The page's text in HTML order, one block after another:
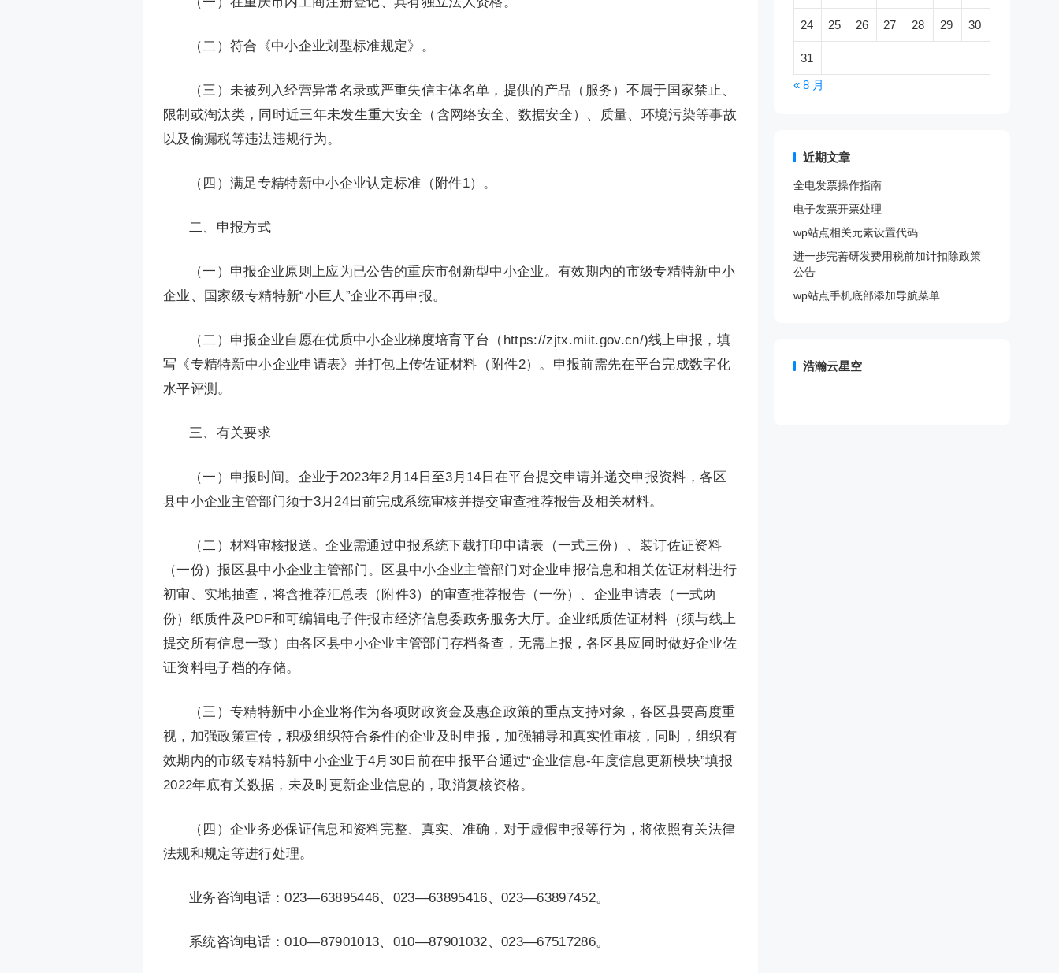
（二）符合《中小企业划型标准规定》。
（三）未被列入经营异常名录或严重失信主体名单，提供的产品（服务）不属于国家禁止、
限制或淘汰类，同时近三年未发生重大安全（含网络安全、数据安全）、质量、环境污染等事故
以及偷漏税等违法违规行为。
（四）满足专精特新中小企业认定标准（附件1）。
二、申报方式
（一）申报企业原则上应为已公告的重庆市创新型中小企业。有效期内的市级专精特新中小
企业、国家级专精特新“小巨人”企业不再申报。
（二）申报企业自愿在优质中小企业梯度培育平台（https://zjtx.miit.gov.cn/)线上申报，填
写《专精特新中小企业申请表》并打包上传佐证材料（附件2）。申报前需先在平台完成数字化
水平评测。
三、有关要求
（一）申报时间。企业于2023年2月14日至3月14日在平台提交申请并递交申报资料，各区
县中小企业主管部门须于3月24日前完成系统审核并提交审查推荐报告及相关材料。
（二）材料审核报送。企业需通过申报系统下载打印申请表（一式三份）、装订佐证资料
（一份）报区县中小企业主管部门。区县中小企业主管部门对企业申报信息和相关佐证材料进行
初审、实地抽查，将含推荐汇总表（附件3）的审查推荐报告（一份）、企业申请表（一式两
份）纸质件及PDF和可编辑电子件报市经济信息委政务服务大厅。企业纸质佐证材料（须与线上
提交所有信息一致）由各区县中小企业主管部门存档备查，无需上报，各区县应同时做好企业佐
证资料电子档的存储。
（三）专精特新中小企业将作为各项财政资金及惠企政策的重点支持对象，各区县要高度重
视，加强政策宣传，积极组织符合条件的企业及时申报，加强辅导和真实性审核，同时，组织有
效期内的市级专精特新中小企业于4月30日前在申报平台通过“企业信息-年度信息更新模块”填报
2022年底有关数据，未及时更新企业信息的，取消复核资格。
（四）企业务必保证信息和资料完整、真实、准确，对于虚假申报等行为，将依照有关法律
法规和规定等进行处理。
业务咨询电话：023—63895446、023—63895416、023—63897452。
系统咨询电话：010—87901013、010—87901032、023—67517286。
24 25 26 27 28 29 30
31
« 8 月
近期文章
全电发票操作指南
电子发票开票处理
wp站点相关元素设置代码
进一步完善研发费用税前加计扣除政策
公告
wp站点手机底部添加导航菜单
浩瀚云星空